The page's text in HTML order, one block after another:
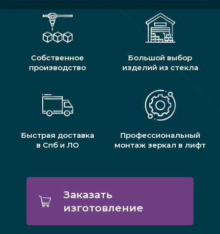
Собственное
производство
Большой выбор
изделий из стекла
Быстрая доставка
в Спб и ЛО
Профессиональный
монтаж зеркал в лифт
Заказать
изготовление